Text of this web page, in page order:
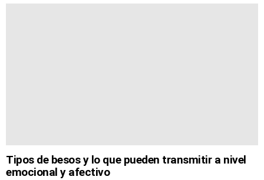
Tipos de besos y lo que pueden transmitir a nivel
emocional y afectivo